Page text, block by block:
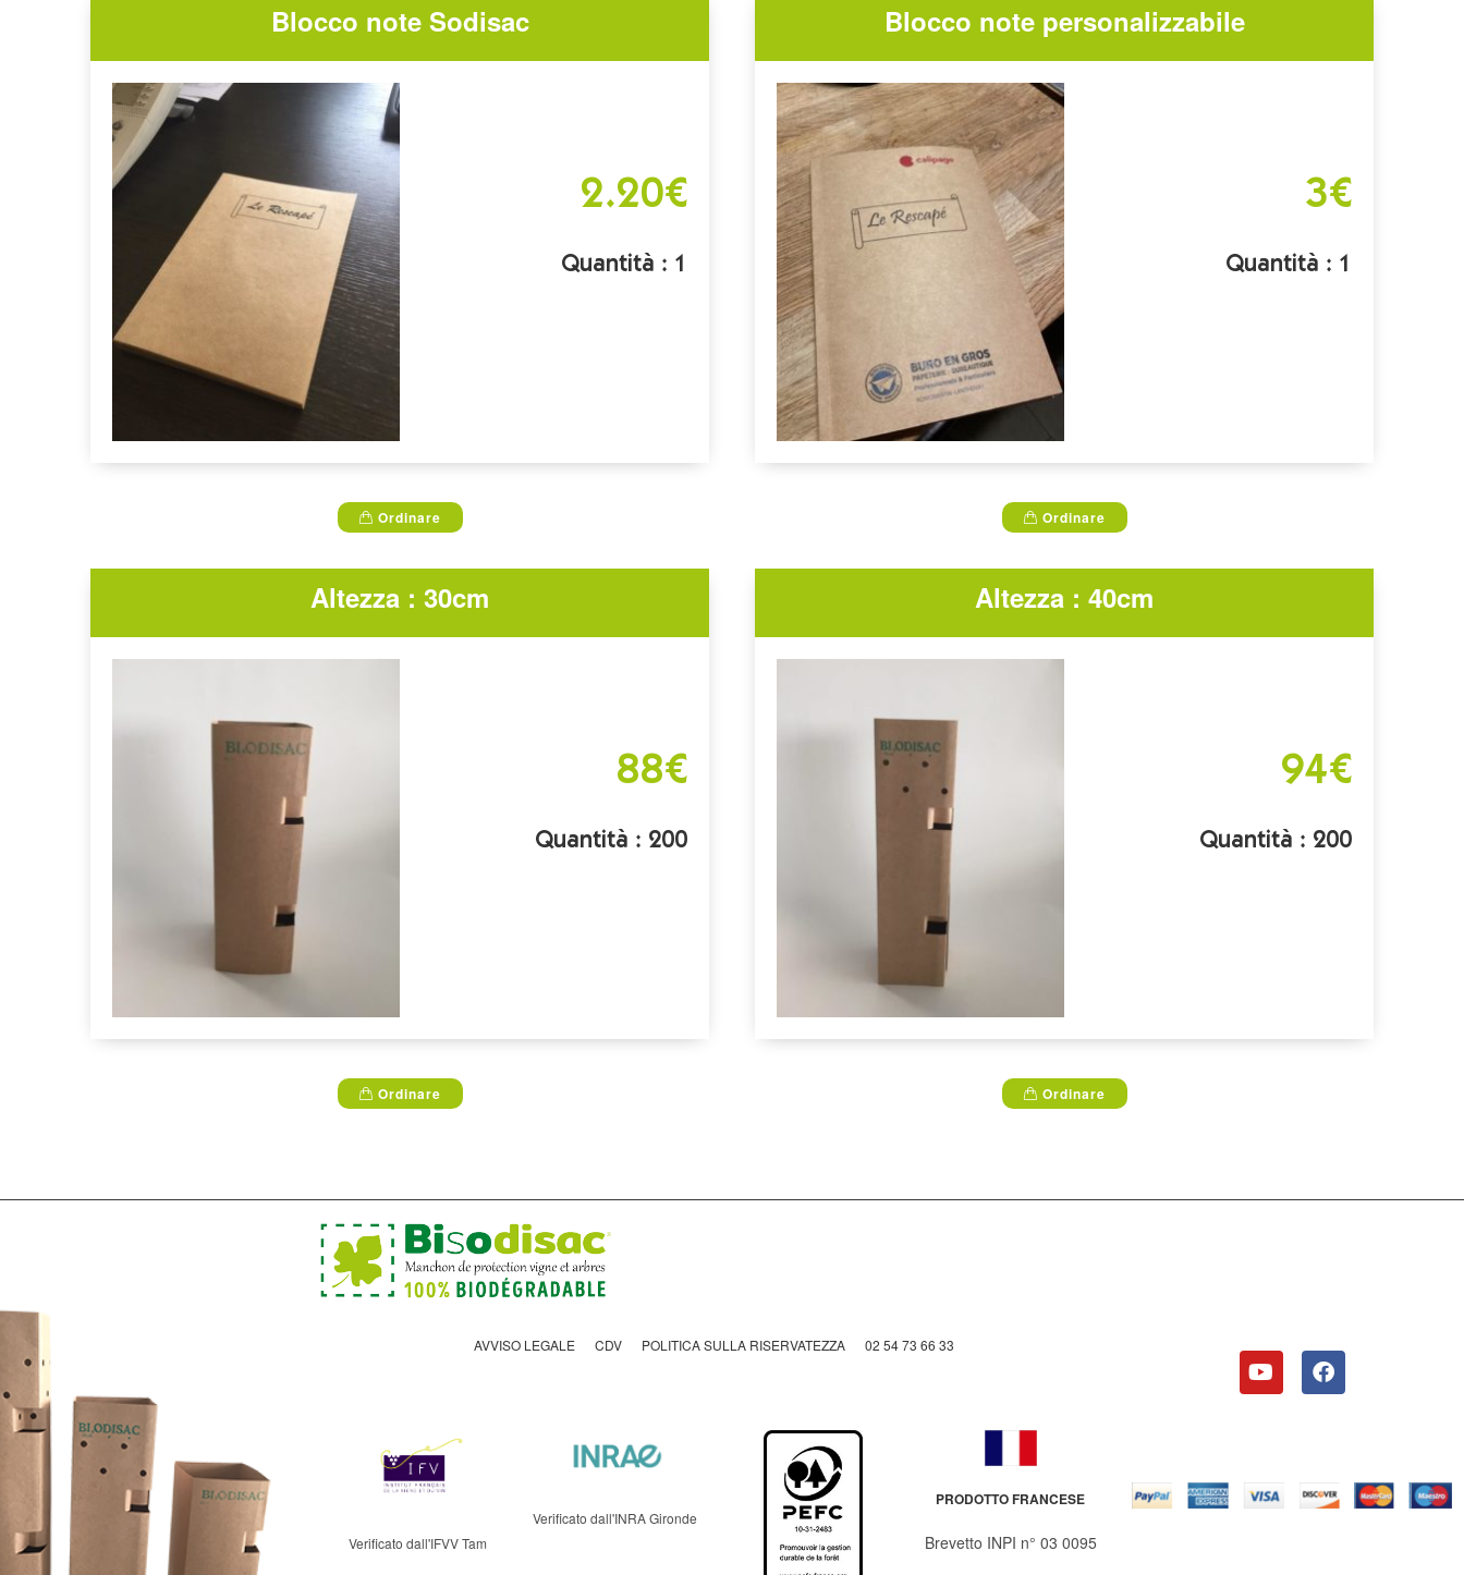
Blocco note Sodisac
2.20€
Quantità : 1
Ordinare
Blocco note personalizzabile
3€
Quantità : 1
Ordinare
Altezza : 30cm
88€
Quantità : 200
Ordinare
Altezza : 40cm
94€
Quantità : 200
Ordinare
AVVISO LEGALE CDV POLITICA SULLA RISERVATEZZA 02 54 73 66 33
Verificato dall'IFVV Tam
Verificato dall'INRA Gironde
PRODOTTO FRANCESE
Brevetto INPI n° 03 0095